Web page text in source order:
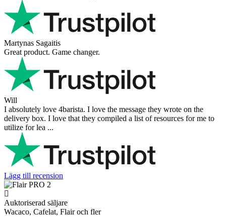
Martynas Sagaitis
Great product. Game changer.
Will
I absolutely love 4barista. I love the message they wrote on the
delivery box. I love that they compiled a list of resources for me to
utilize for lea ...
Lägg till recension
Auktoriserad säljare
Wacaco, Cafelat, Flair och fler